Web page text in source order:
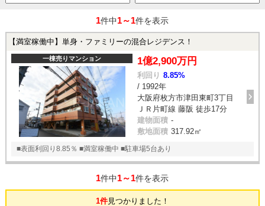
1件中1～1件を表示
【満室稼働中】単身・ファミリーの混合レジデンス！
一棟売りマンション 1億2,900万円
利回り 8.85%
/ 1992年
大阪府枚方市津田東町3丁目
ＪＲ片町線 藤阪 徒歩17分
建物面積 -
敷地面積 317.92㎡
■表面利回り8.85％ ■満室稼働中 ■駐車場5台あり
1件中1～1件を表示
1件見つかりました！